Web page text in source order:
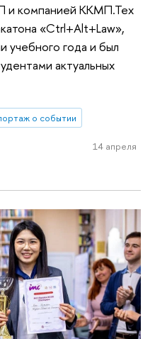
и компанией ККМП.Тех
«Ctrl+Alt+Law»,
учебного года и был
актуальных
о событии
14 апреля